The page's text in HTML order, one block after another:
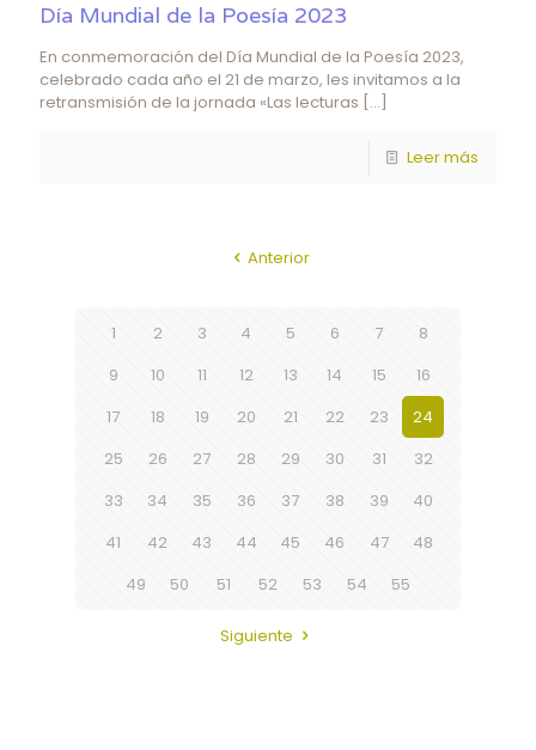
Día Mundial de la Poesía 2023
En conmemoración del Día Mundial de la Poesía 2023,
celebrado cada año el 21 de marzo, les invitamos a la
retransmisión de la jornada «Las lecturas […]
Leer más
Anterior
1 2 3 4 5 6 7
8
9
10 11 12 13 14 15
16
17
18 19 20 21 22 23
24
25
26 27 28 29 30 31
32
33
34 35 36 37 38 39
40
41
42 43 44 45 46 47
48
49
50 51 52 53 54 55
Siguiente